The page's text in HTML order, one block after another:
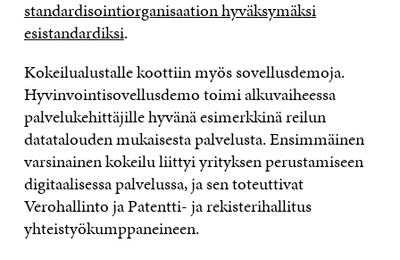
standardisointiorganisaation hyväksymäksi
esistandardiksi.
Kokeilualustalle koottiin myös sovellusdemoja.
Hyvinvointisovellusdemo toimi alkuvaiheessa
palvelukehittäjille hyvänä esimerkkinä reilun
datatalouden mukaisesta palvelusta. Ensimmäinen
varsinainen kokeilu liittyi yrityksen perustamiseen
digitaalisessa palvelussa, ja sen toteuttivat
Verohallinto ja Patentti- ja rekisterihallitus
yhteistyökumppaneineen.